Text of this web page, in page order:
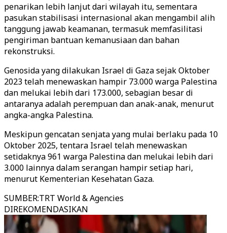
penarikan lebih lanjut dari wilayah itu, sementara
pasukan stabilisasi internasional akan mengambil alih
tanggung jawab keamanan, termasuk memfasilitasi
pengiriman bantuan kemanusiaan dan bahan
rekonstruksi.
Genosida yang dilakukan Israel di Gaza sejak Oktober
2023 telah menewaskan hampir 73.000 warga Palestina
dan melukai lebih dari 173.000, sebagian besar di
antaranya adalah perempuan dan anak-anak, menurut
angka-angka Palestina.
Meskipun gencatan senjata yang mulai berlaku pada 10
Oktober 2025, tentara Israel telah menewaskan
setidaknya 961 warga Palestina dan melukai lebih dari
3.000 lainnya dalam serangan hampir setiap hari,
menurut Kementerian Kesehatan Gaza.
SUMBER:TRT World & Agencies
DIREKOMENDASIKAN